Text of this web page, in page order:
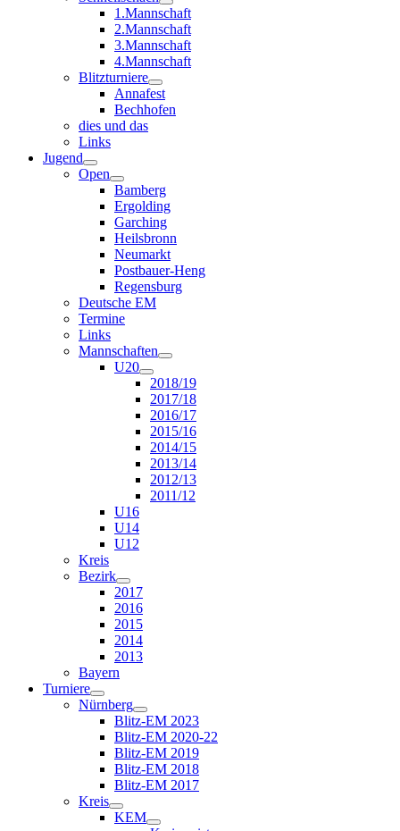
1.Mannschaft
2.Mannschaft
3.Mannschaft
4.Mannschaft
Blitzturniere
Annafest
Bechhofen
dies und das
Links
Jugend
Open
Bamberg
Ergolding
Garching
Heilsbronn
Neumarkt
Postbauer-Heng
Regensburg
Deutsche EM
Termine
Links
Mannschaften
U20
2018/19
2017/18
2016/17
2015/16
2014/15
2013/14
2012/13
2011/12
U16
U14
U12
Kreis
Bezirk
2017
2016
2015
2014
2013
Bayern
Turniere
Nürnberg
Blitz-EM 2023
Blitz-EM 2020-22
Blitz-EM 2019
Blitz-EM 2018
Blitz-EM 2017
Kreis
KEM